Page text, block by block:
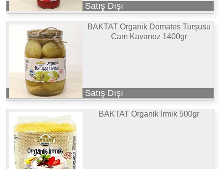
Satış Dışı
BAKTAT Organik Domates Turşusu
Cam Kavanoz 1400gr
Satış Dışı
BAKTAT Organik İrmik 500gr